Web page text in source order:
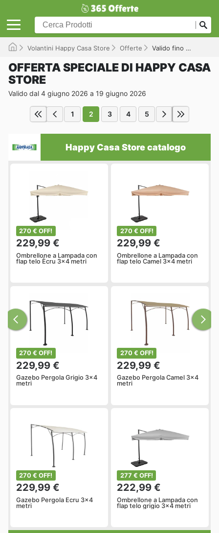
Volantini Happy Casa Store Offerte Valido fino a 19/06/2026
OFFERTA SPECIALE DI HAPPY CASA
STORE
Valido dal 4 giugno 2026 a 19 giugno 2026
1 2 3 4 5
Happy Casa Store catalogo
270 € OFF!
229,99 €
Ombrellone a Lampada con
flap telo Ècru 3x4 metri
270 € OFF!
229,99 €
Ombrellone a Lampada con
flap telo Camel 3x4 metri
270 € OFF!
229,99 €
Gazebo Pergola Grigio 3x4
metri
270 € OFF!
229,99 €
Gazebo Pergola Camel 3x4
metri
270 € OFF!
229,99 €
Gazebo Pergola Ècru 3x4
metri
277 € OFF!
222,99 €
Ombrellone a Lampada con
flap telo grigio 3x4 metri